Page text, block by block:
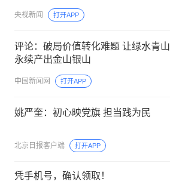
央视新闻 打开APP
评论：破局价值转化难题 让绿水青山
永续产出金山银山
中国新闻网 打开APP
姚严奎：初心映党旗 担当践为民
北京日报客户端 打开APP
凭手机号，确认领取！